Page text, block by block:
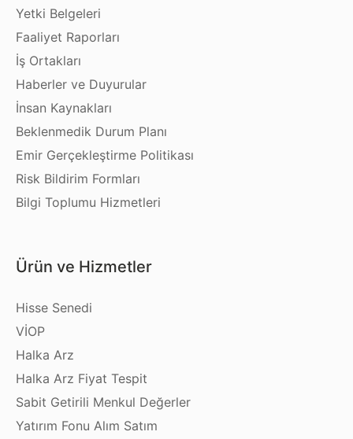
Yetki Belgeleri
Faaliyet Raporları
İş Ortakları
Haberler ve Duyurular
İnsan Kaynakları
Beklenmedik Durum Planı
Emir Gerçekleştirme Politikası
Risk Bildirim Formları
Bilgi Toplumu Hizmetleri
Ürün ve Hizmetler
Hisse Senedi
VİOP
Halka Arz
Halka Arz Fiyat Tespit
Sabit Getirili Menkul Değerler
Yatırım Fonu Alım Satım